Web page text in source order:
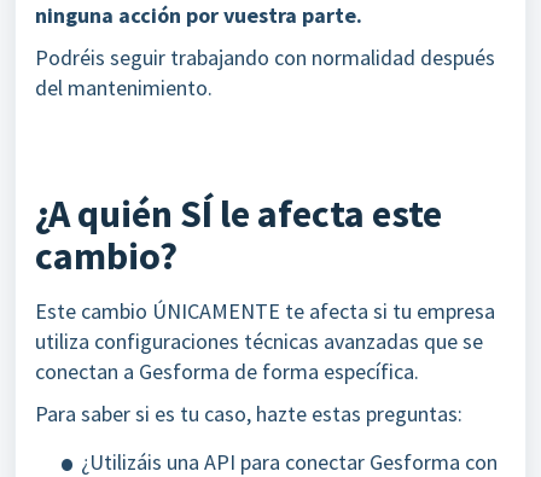
ninguna acción por vuestra parte.
Podréis seguir trabajando con normalidad después
del mantenimiento.
¿A quién SÍ le afecta este
cambio?
Este cambio ÚNICAMENTE te afecta si tu empresa
utiliza configuraciones técnicas avanzadas que se
conectan a Gesforma de forma específica.
Para saber si es tu caso, hazte estas preguntas:
¿Utilizáis una API para conectar Gesforma con